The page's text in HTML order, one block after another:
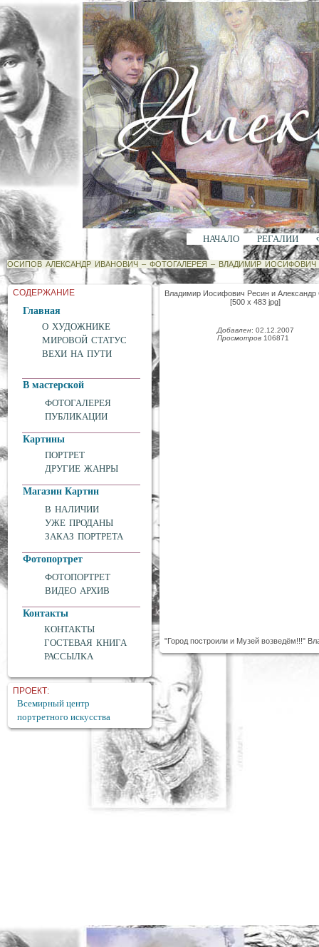
НАЧАЛО РЕГАЛИИ
ОСИПОВ АЛЕКСАНДР ИВАНОВИЧ – ФОТОГАЛЕРЕЯ – ВЛАДИМИР
СОДЕРЖАНИЕ
Главная
О ХУДОЖНИКЕ
МИРОВОЙ СТАТУС
ВЕХИ НА ПУТИ
В мастерской
ФОТОГАЛЕРЕЯ
ПУБЛИКАЦИИ
Картины
ПОРТРЕТ
ДРУГИЕ ЖАНРЫ
Магазин Картин
В НАЛИЧИИ
УЖЕ ПРОДАНЫ
ЗАКАЗ ПОРТРЕТА
Фотопортрет
ФОТОПОРТРЕТ
ВИДЕО АРХИВ
Контакты
КОНТАКТЫ
ГОСТЕВАЯ КНИГА
РАССЫЛКА
ПРОЕКТ:
Всемирный центр
портретного искусства
Владимир Иосифович Ресин и Александр
[500 x 483 jpg]
Добавлен: 02.12.2007
Просмотров106871
"Город построили и Музей возведём!!!"